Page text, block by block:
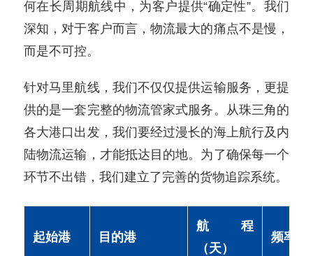
何在长周期航线中，为客户提供“确定性”。我们
深知，对于客户而言，物流最大的痛点不是慢，
而是不可控。
针对马里航线，我们不仅仅提供运输服务，更提
供的是一套完整的物流管家式服务。从珠三角的
各大港口出发，我们要经过漫长的海上航行及内
陆物流运输，才能抵达目的地。为了确保每一个
环节不出错，我们建立了完善的货物追踪系统。
起始港 目的港
航程
（天）
频率/